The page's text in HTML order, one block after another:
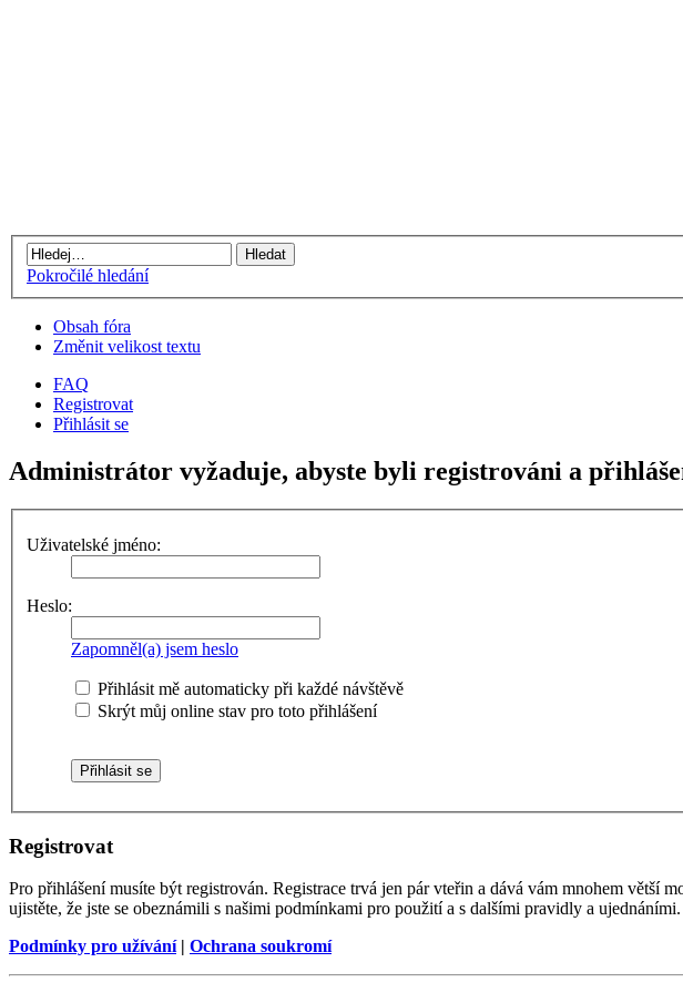
Pokročilé hledání
Obsah fóra
Změnit velikost textu
FAQ
Registrovat
Přihlásit se
Administrátor vyžaduje, abyste byli registrováni a
Uživatelské jméno:
Heslo:
Zapomněl(a) jsem heslo
Přihlásit mě automaticky při každé návštěvě
Skrýt můj online stav pro toto přihlášení
Registrovat
Pro přihlášení musíte být registrován. Registrace trvá jen pár vteřin a dává vám mnohem větší
ujistěte, že jste se obeznámili s našimi podmínkami pro použití a s dalšími pravidly a
Podmínky pro užívání| Ochrana soukromí